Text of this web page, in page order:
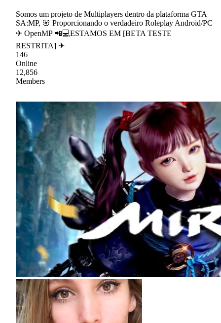
Somos um projeto de Multiplayers dentro da plataforma GTA
SA:MP, 🌸 Proporcionando o verdadeiro Roleplay Android/PC
✈ OpenMP 📲💻ESTAMOS EM [BETA TESTE
RESTRITA] ✈
146
Online
12,856
Members